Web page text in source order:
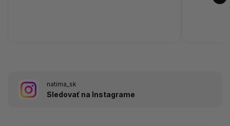
natima_sk
Sledovať na Instagrame